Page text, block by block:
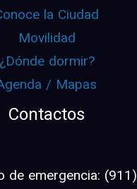
la Ciudad
Movilidad
¿Dónde dormir?
/ Mapas
Contactos
de emergencia: (911)